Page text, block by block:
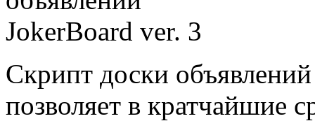
Скрипт доски
позволяет в кратчайшие